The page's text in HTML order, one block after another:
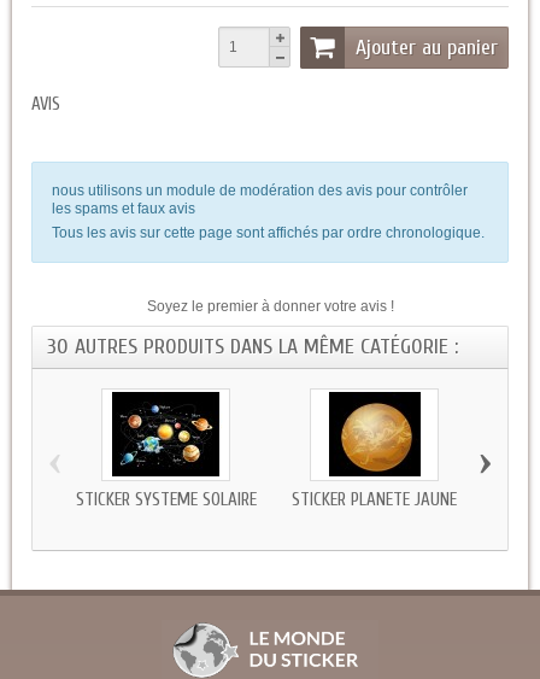
Ajouter au panier
AVIS
nous utilisons un module de modération des avis pour contrôler
les spams et faux avis
Tous les avis sur cette page sont affichés par ordre chronologique.
Soyez le premier à donner votre avis !
30 AUTRES PRODUITS DANS LA MÊME CATÉGORIE :
STICKER SYSTÈME SOLAIRE STICKER PLANÈTE JAUNE
‹ ›